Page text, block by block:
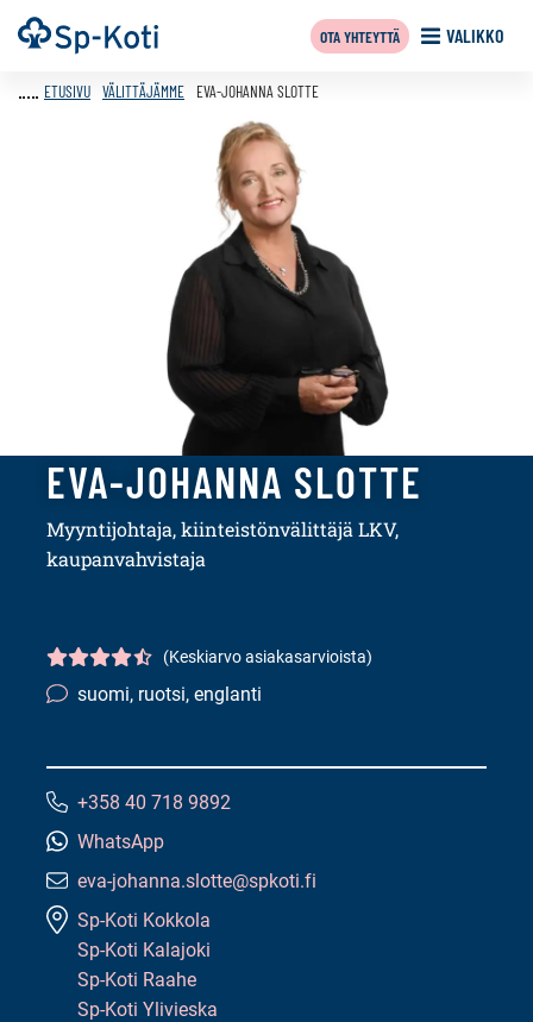
Siirry
sisältöön
Etusivu VALIKKO
OTA YHTEYTTÄ
ETUSIVU VÄLITTÄJÄMME EVA-JOHANNA SLOTTE
EVA-JOHANNA SLOTTE
Myyntijohtaja, kiinteistönvälittäjä LKV,
kaupanvahvistaja
Asiakasarvio
4.5/5
(Keskiarvo asiakasarvioista)
Kielitaito:
suomi, ruotsi, englanti
Puhelinnumero:
+358 40 718 9892
WhatsApp
Sähköpostiosoite:
eva-johanna.slotte@spkoti.fi
Sp-Koti Kokkola
Sp-Koti Kalajoki
Sp-Koti Raahe
Sp-Koti Ylivieska